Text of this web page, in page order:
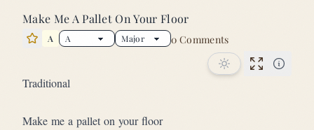
Make Me A Pallet On Your Floor
Star this song
A 0 Comments
Traditional
Make me a pallet on your floor